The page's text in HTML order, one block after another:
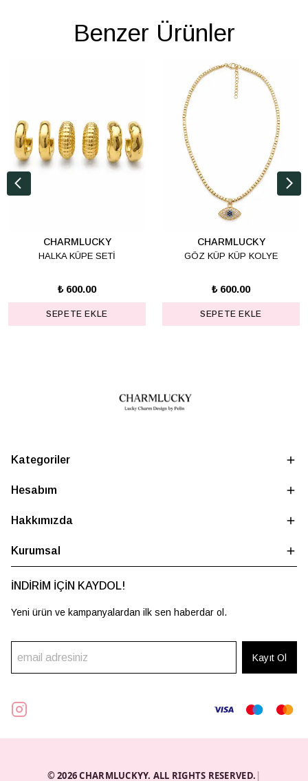
Benzer Ürünler
CHARMLUCKY
HALKA KÜPE SETİ
₺ 600.00
SEPETE EKLE
CHARMLUCKY
GÖZ KÜP KÜP KOLYE
₺ 600.00
SEPETE EKLE
Kategoriler
Hesabım
Hakkımızda
Kurumsal
İNDİRİM İÇİN KAYDOL!
Yeni ürün ve kampanyalardan ilk sen haberdar ol.
Kayıt Ol
© 2026 CHARMLUCKYY. ALL RIGHTS RESERVED. |